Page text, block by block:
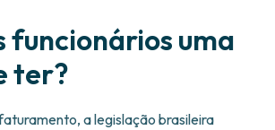
funcionários uma
ter?
a legislação brasileira